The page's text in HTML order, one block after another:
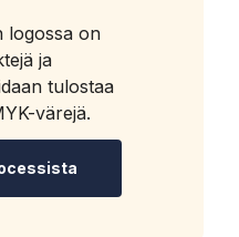
logossa on
ja
tulostaa
värejä.